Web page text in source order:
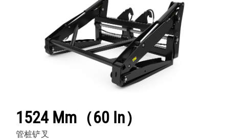
1524 Mm（60 In）
管桩铲叉